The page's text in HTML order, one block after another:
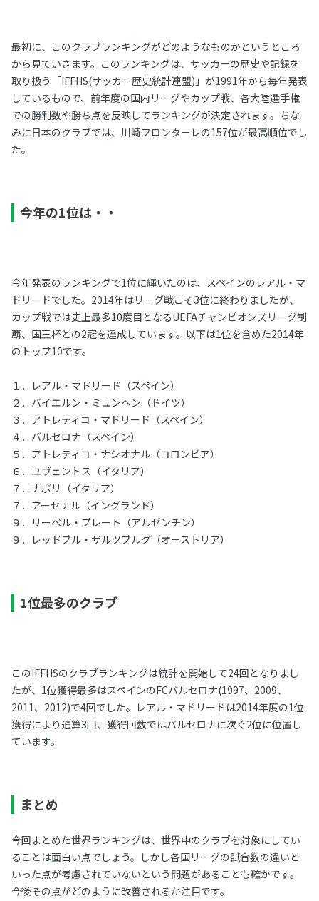
最初に、このクラブランキングがどのようなものかというところ
から見ていきます。このランキングは、サッカーの歴史や記録を
取り扱う「IFFHS(サッカー歴史統計連盟)」が1991年から毎年発表
しているもので、前年度の国内リーグやカップ戦、各大陸選手権
での勝利数や勝ち点を反映してランキングが決定されます。ちな
みに日本のクラブでは、川崎フロンターレの157位が最高順位でし
た。
今年の1位は・・
今年発表のランキングで1位に輝いたのは、スペインのレアル・マ
ドリードでした。2014年はリーグ戦こそ3位に終わりましたが、
カップ戦では史上最多10度目となるUEFAチャンピオンズリーグ制
覇、国王杯との2冠を達成しています。以下は1位を含めた2014年
のトップ10です。
１．レアル・マドリード（スペイン）
２．バイエルン・ミュンヘン（ドイツ）
３．アトレティコ・マドリード（スペイン）
４．バルセロナ（スペイン）
５．アトレティコ・ナシオナル（コロンビア）
６．ユヴェントス（イタリア）
７．ナポリ（イタリア）
７．アーセナル（イングランド）
９．リーベル・プレート（アルゼンチン）
９．レッドブル・ザルツブルグ（オーストリア）
1位最多のクラブ
このIFFHSのクラブランキングは統計を開始して24回となりまし
たが、1位獲得最多はスペインのFCバルセロナ(1997、2009、
2011、2012)で4回でした。レアル・マドリードは2014年度の1位
獲得により通算3回、獲得回数ではバルセロナに次ぐ2位に位置し
ています。
まとめ
今回まとめた世界ランキングは、世界中のクラブを対象にしてい
ることは面白い点でしょう。しかし各国リーグの試合数の違いと
いった点が考慮されていないという問題があることも確かです。
今後その点がどのように改善されるか注目です。